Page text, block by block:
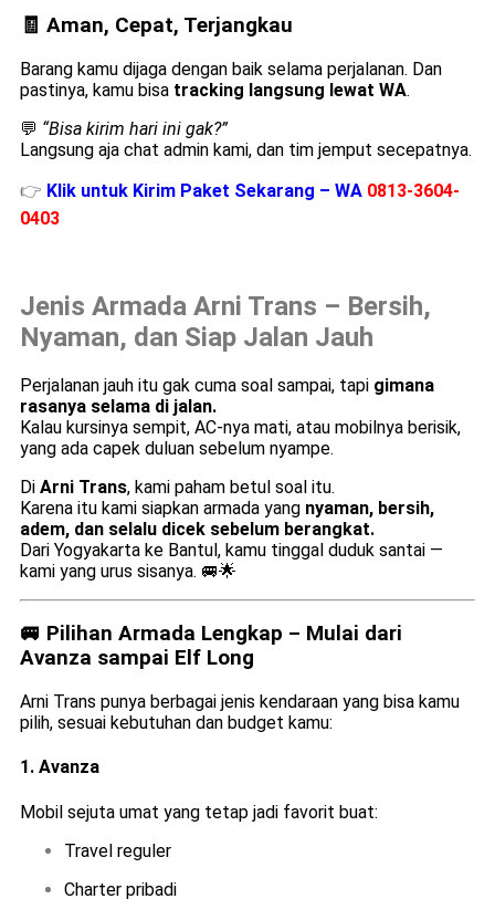
🧾 Aman, Cepat, Terjangkau
Barang kamu dijaga dengan baik selama perjalanan. Dan
pastinya, kamu bisa tracking langsung lewat WA.
💬 “Bisa kirim hari ini gak?”
Langsung aja chat admin kami, dan tim jemput secepatnya.
👉 Klik untuk Kirim Paket Sekarang – WA 0813-3604-
0403
Jenis Armada Arni Trans – Bersih,
Nyaman, dan Siap Jalan Jauh
Perjalanan jauh itu gak cuma soal sampai, tapi gimana
rasanya selama di jalan.
Kalau kursinya sempit, AC-nya mati, atau mobilnya berisik,
yang ada capek duluan sebelum nyampe.
Di Arni Trans, kami paham betul soal itu.
Karena itu kami siapkan armada yang nyaman, bersih,
adem, dan selalu dicek sebelum berangkat.
Dari Yogyakarta ke Bantul, kamu tinggal duduk santai —
kami yang urus sisanya. 🚐🌟
🚐 Pilihan Armada Lengkap – Mulai dari
Avanza sampai Elf Long
Arni Trans punya berbagai jenis kendaraan yang bisa kamu
pilih, sesuai kebutuhan dan budget kamu:
1. Avanza
Mobil sejuta umat yang tetap jadi favorit buat:
Travel reguler
Charter pribadi